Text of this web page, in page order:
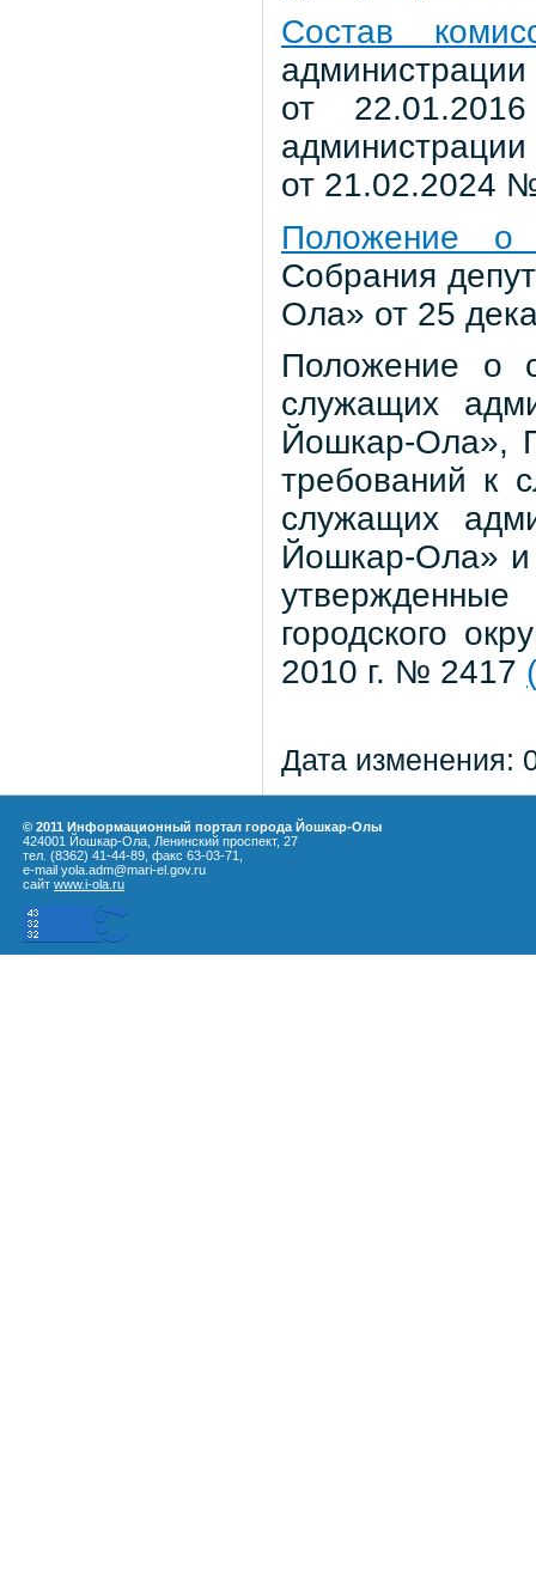
Состав
администрации
от
администрации
от 21.02.2024
Положение о
Собрания
Ола» от 25
Положение о
служащих
Йошкар-Ола»,
требований к
служащих
Йошкар-Ола» и
городского
2010 г. № 2417
Дата изменения:
© 2011 Информационный портал города Йошкар-Олы
424001 Йошкар-Ола, Ленинский проспект, 27
тел. (8362) 41-44-89, факс 63-03-71,
e-mail yola.adm@mari-el.gov.ru
сайт www.i-ola.ru